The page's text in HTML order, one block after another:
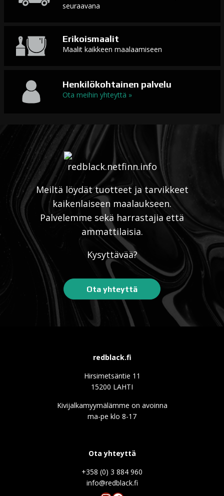
seuraavana
Erikoismaalit
Maalit kaikkeen maalaamiseen
Henkilökohtainen palvelu
Ota meihin yhteyttä »
Meiltä löydät tuotteet ja tarvikkeet
kaikenlaiseen maalaukseen.
Palvelemme sekä harrastajia että
ammattilaisia.
Kysyttävää?
Ota yhteyttä
redblack.fi
Hirsimetsäntie 11
15200 LAHTI
Kivijalkamyymälämme on avoinna
ma-pe klo 8-17
Ota yhteyttä
+358 (0) 3 884 960
info@redblack.f